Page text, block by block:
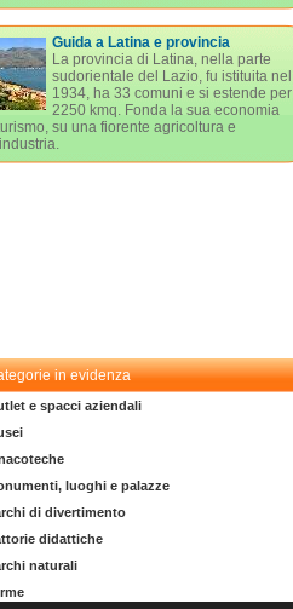
Guida a Latina e provincia
La provincia di Latina, nella parte
sudorientale del Lazio, fu istituita nel
1934, ha 33 comuni e si estende per
2250 kmq. Fonda la sua economia
su una fiorente agricoltura e
in evidenza
e spacci aziendali
luoghi e palazze
di divertimento
didattiche
naturali